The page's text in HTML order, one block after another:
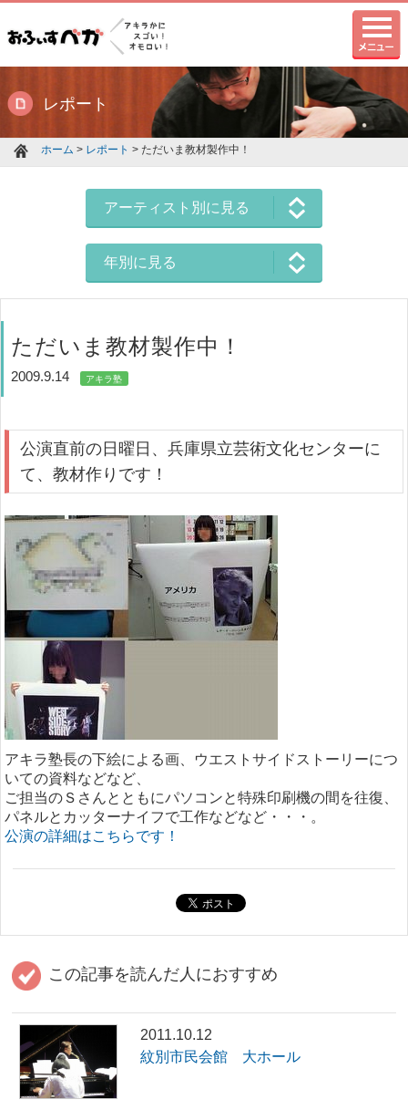
レポート
ホーム > レポート > ただいま教材製作中！
アーティスト別に見る
年別に見る
ただいま教材製作中！
2009.9.14 アキラ塾
公演直前の日曜日、兵庫県立芸術文化センターに
て、教材作りです！
アキラ塾長の下絵による画、ウエストサイドストーリーにつ
いての資料などなど、
ご担当のＳさんとともにパソコンと特殊印刷機の間を往復、
パネルとカッターナイフで工作などなど・・・。
公演の詳細はこちらです！
この記事を読んだ人におすすめ
2011.10.12
紋別市民会館 大ホール